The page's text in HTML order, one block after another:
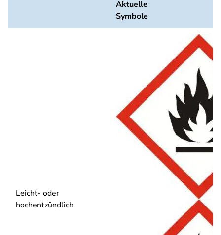
Aktuelle
Symbole
Leicht- oder
hochentzündlich